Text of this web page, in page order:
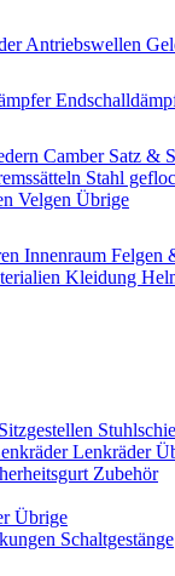
Antriebswellen
Camber Satz &
Stahl
Velgen Übrige
Innenraum Felgen
Kleidung
Sitzgestellen
Lenkräder
Zubehör
Übrige
Schaltgestänge